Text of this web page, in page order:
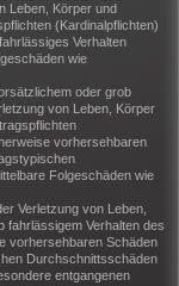
Leben, Körper und
(Kardinalpflichten)
Verhalten
wie
oder grob
von Leben, Körper
vorhersehbaren
Folgeschäden wie
Verletzung von Leben,
fahrlässigem Verhalten des
vorhersehbaren Schäden
Durchschnittsschäden
entgangenen